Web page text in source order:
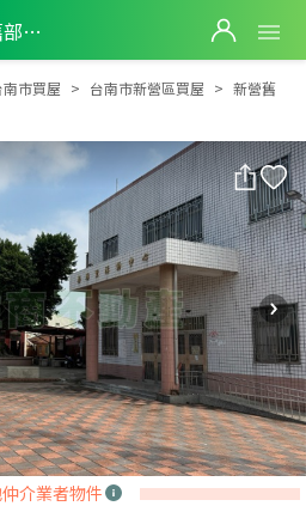
新營舊部建地
新營舊部建地
南市買屋 台南市新營區買屋
新營舊
介業者物件